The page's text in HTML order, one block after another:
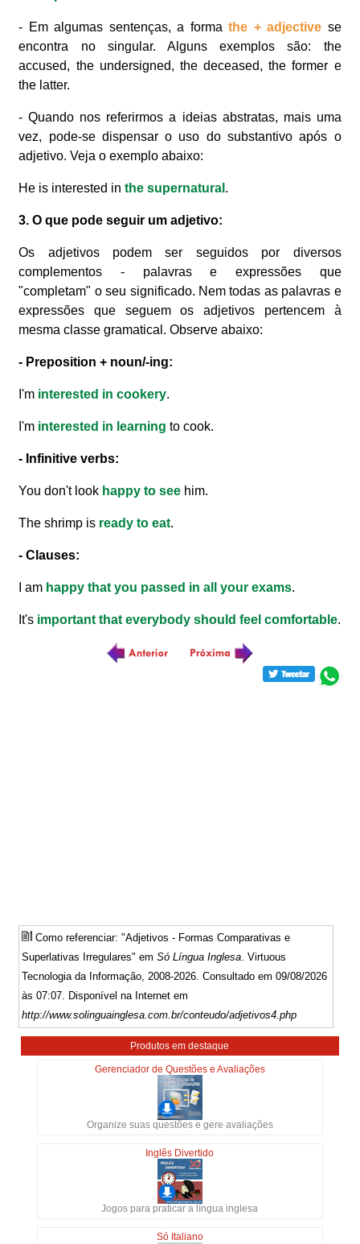
- Em algumas sentenças, a formathe + adjective se
encontra no singular. Alguns exemplos são: the
accused, the undersigned, the deceased, the former e
the latter.
- Quando nos referirmos a ideias abstratas, mais uma
vez, pode-se dispensar o uso do substantivo após o
adjetivo. Veja o exemplo abaixo:
He is interested inthe supernatural .
3. O que pode seguir um adjetivo:
Os adjetivos podem ser seguidos por diversos
complementos - palavras e expressões que
"completam" o seu significado. Nem todas as palavras e
expressões que seguem os adjetivos pertencem à
mesma classe gramatical. Observe abaixo:
- Preposition + noun/-ing:
I'm interested in cookery.
I'm interested in learning to cook.
- Infinitive verbs:
You don't look happy to see him.
The shrimp is ready to eat.
- Clauses:
I am happy that you passed in all your exams.
It's important that everybody should feel comfortable.
Como referenciar: "Adjetivos - Formas Comparativas e
Superlativas Irregulares" emSó Língua Inglesa. Virtuous
Tecnologia da Informação, 2008-2026. Consultado em 09/08/2026
às 07:07. Disponível na Internet em
http://www.solinguainglesa.com.br/conteudo/adjetivos4.php
Produtos em destaque
Gerenciador de Questões e Avaliações
Organize suas questões e gere avaliações
Inglês Divertido
Jogos para praticar a língua inglesa
Só Italiano